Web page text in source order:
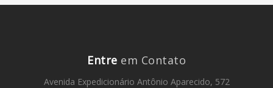
Entre em Contato
Avenida Expedicionário Antônio Aparecido, 572